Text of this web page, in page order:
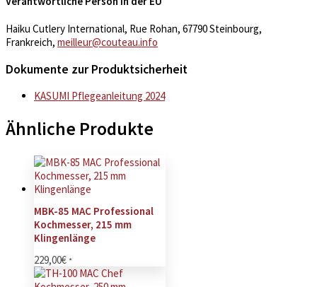
Haiku Cutlery International, Rue Rohan, 67790 Steinbourg,
Frankreich, meilleur@couteau.info
Dokumente zur Produktsicherheit
KASUMI Pflegeanleitung 2024
Ähnliche Produkte
MBK-85 MAC Professional
Kochmesser, 215 mm
Klingenlänge
229,00€ *